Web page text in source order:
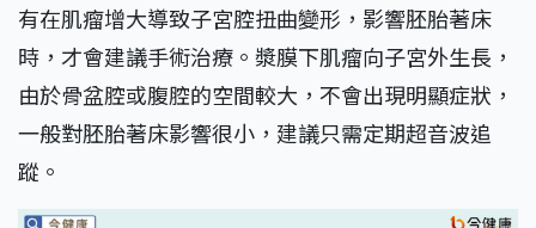
有在肌瘤增大導致子宮腔扭曲變形，影響胚胎著床
時，才會建議手術治療。漿膜下肌瘤向子宮外生長，
由於骨盆腔或腹腔的空間較大，不會出現明顯症狀，
一般對胚胎著床影響很小，建議只需定期超音波追
蹤。